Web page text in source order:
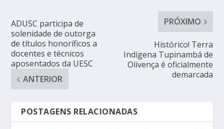
ADUSC participa de
solenidade de outorga
de títulos honoríficos a
docentes e técnicos
aposentados da UESC
ANTERIOR
PRÓXIMO
Histórico! Terra
Indígena Tupinambá de
Olivença é oficialmente
demarcada
POSTAGENS RELACIONADAS